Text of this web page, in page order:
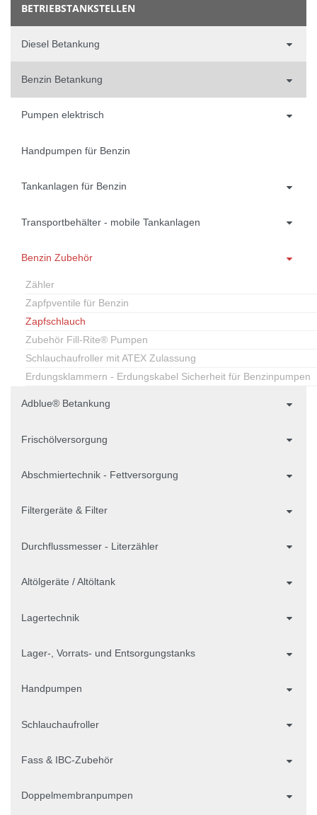
BETRIEBSTANKSTELLEN
Diesel Betankung
Benzin Betankung
Pumpen elektrisch
Handpumpen für Benzin
Tankanlagen für Benzin
Transportbehälter - mobile Tankanlagen
Benzin Zubehör
Zähler
Zapfpventile für Benzin
Zapfschlauch
Zubehör Fill-Rite® Pumpen
Schlauchaufroller mit ATEX Zulassung
Erdungsklammern - Erdungskabel Sicherheit für Benzinpumpen
Adblue® Betankung
Frischölversorgung
Abschmiertechnik - Fettversorgung
Filtergeräte & Filter
Durchflussmesser - Literzähler
Altölgeräte / Altöltank
Lagertechnik
Lager-, Vorrats- und Entsorgungstanks
Handpumpen
Schlauchaufroller
Fass & IBC-Zubehör
Doppelmembranpumpen